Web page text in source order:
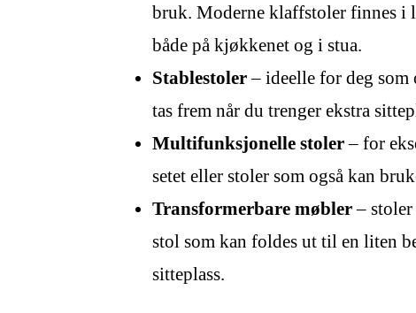
bruk. Moderne klaffstoler finnes i
både på kjøkkenet og i stua.
Stablestoler– ideelle for deg som
tas frem når du trenger ekstra
Multifunksjonelle stoler– for
setet eller stoler som også kan
Transformerbare møbler–
stol som kan foldes ut til en liten
sitteplass.